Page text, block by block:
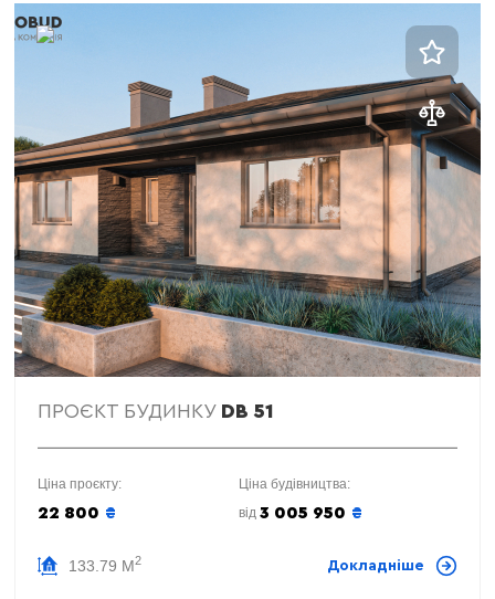
ПРОЄКТ БУДИНКУ DB 51
Ціна проєкту:
22 800 ₴
Ціна будівництва:
від 3 005 950 ₴
133.79 М2 Докладніше